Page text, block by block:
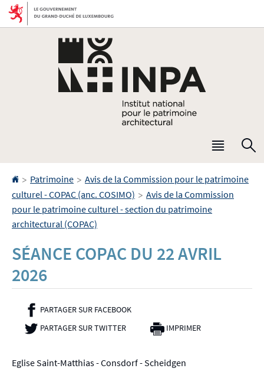
Aller
Aller
Menu
Accueil
> Patrimoine > Avis de la Commission pour le patrimoine
culturel - COPAC (anc. COSIMO) > Avis de la Commission
pour le patrimoine culturel - section du patrimoine
architectural (COPAC)
SÉANCE COPAC DU 22 AVRIL
2026
PARTAGER SUR FACEBOOK- NOUVELLE FENÊTRE
PARTAGER SUR TWITTER- NOUVELLE FENÊTRE
IMPRIMER
Eglise Saint-Matthias - Consdorf - Scheidgen